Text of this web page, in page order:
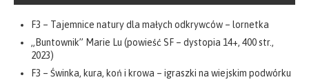
F3 – Tajemnice natury dla małych odkrywców – lornetka
„Buntownik” Marie Lu (powieść SF – dystopia 14+, 400 str.,
2023)
F3 – Świnka, kura, koń i krowa – igraszki na wiejskim podwórku